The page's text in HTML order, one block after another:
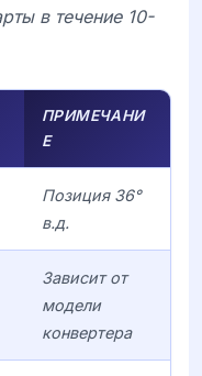
в течение 10-
ПРИМЕЧАНИ
Е
Позиция 36°
в.д.
Зависит от
модели
конвертера